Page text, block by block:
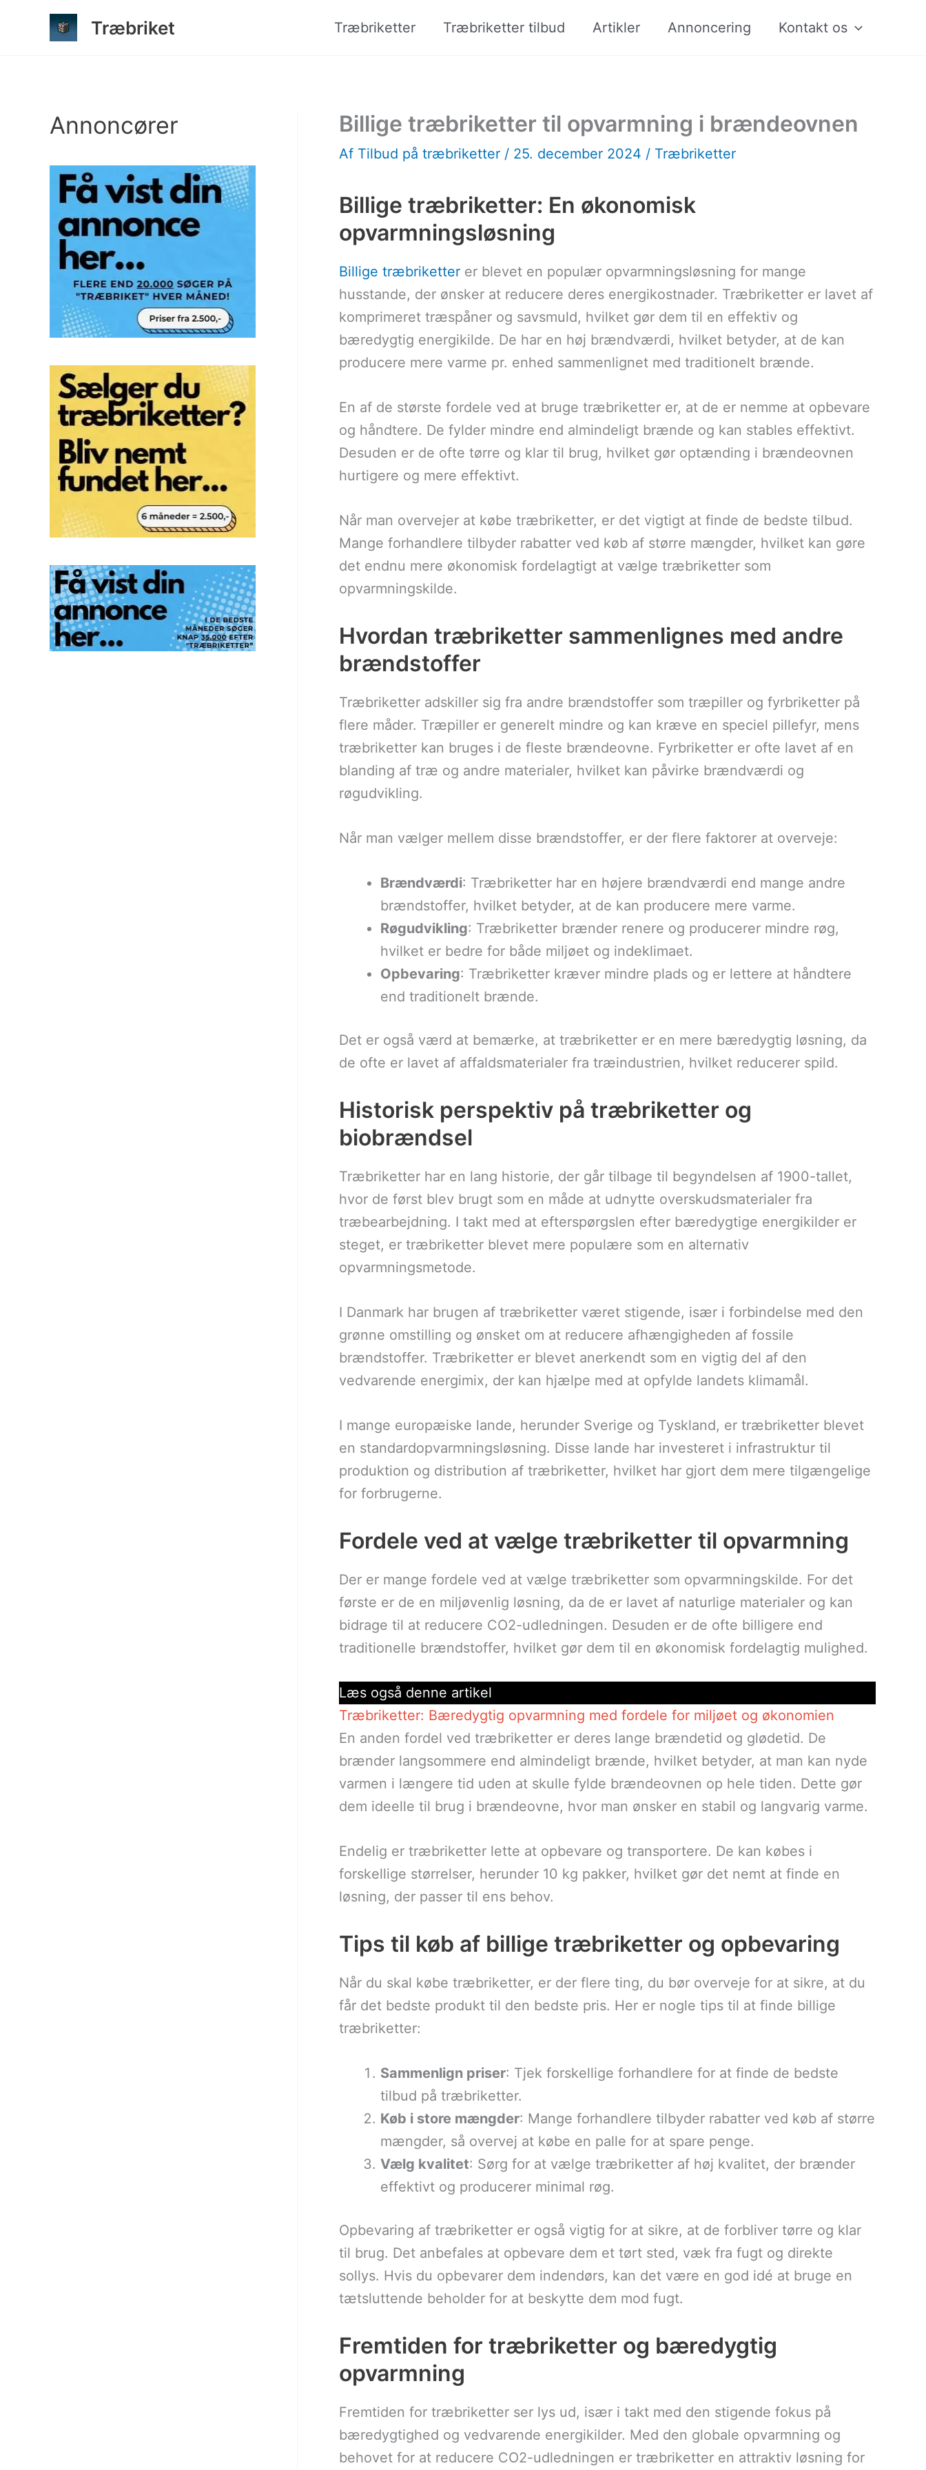
Træbriket Træbriketter Træbriketter tilbud Artikler Annoncering Kontakt os
Annoncører Billige træbriketter til opvarmning i brændeovnen
Af Tilbud på træbriketter / 25. december 2024 / Træbriketter
Billige træbriketter: En økonomisk
opvarmningsløsning
Billige træbriketter er blevet en populær opvarmningsløsning for mange
husstande, der ønsker at reducere deres energikostnader. Træbriketter er lavet af
komprimeret træspåner og savsmuld, hvilket gør dem til en effektiv og
bæredygtig energikilde. De har en høj brændværdi, hvilket betyder, at de kan
producere mere varme pr. enhed sammenlignet med traditionelt brænde.
En af de største fordele ved at bruge træbriketter er, at de er nemme at opbevare
og håndtere. De fylder mindre end almindeligt brænde og kan stables effektivt.
Desuden er de ofte tørre og klar til brug, hvilket gør optænding i brændeovnen
hurtigere og mere effektivt.
Når man overvejer at købe træbriketter, er det vigtigt at finde de bedste tilbud.
Mange forhandlere tilbyder rabatter ved køb af større mængder, hvilket kan gøre
det endnu mere økonomisk fordelagtigt at vælge træbriketter som
opvarmningskilde.
Hvordan træbriketter sammenlignes med andre
brændstoffer
Træbriketter adskiller sig fra andre brændstoffer som træpiller og fyrbriketter på
flere måder. Træpiller er generelt mindre og kan kræve en speciel pillefyr, mens
træbriketter kan bruges i de fleste brændeovne. Fyrbriketter er ofte lavet af en
blanding af træ og andre materialer, hvilket kan påvirke brændværdi og
røgudvikling.
Når man vælger mellem disse brændstoffer, er der flere faktorer at overveje:
Brændværdi: Træbriketter har en højere brændværdi end mange andre
brændstoffer, hvilket betyder, at de kan producere mere varme.
Røgudvikling: Træbriketter brænder renere og producerer mindre røg,
hvilket er bedre for både miljøet og indeklimaet.
Opbevaring: Træbriketter kræver mindre plads og er lettere at håndtere
end traditionelt brænde.
Det er også værd at bemærke, at træbriketter er en mere bæredygtig løsning, da
de ofte er lavet af affaldsmaterialer fra træindustrien, hvilket reducerer spild.
Historisk perspektiv på træbriketter og
biobrændsel
Træbriketter har en lang historie, der går tilbage til begyndelsen af 1900-tallet,
hvor de først blev brugt som en måde at udnytte overskudsmaterialer fra
træbearbejdning. I takt med at efterspørgslen efter bæredygtige energikilder er
steget, er træbriketter blevet mere populære som en alternativ
opvarmningsmetode.
I Danmark har brugen af træbriketter været stigende, især i forbindelse med den
grønne omstilling og ønsket om at reducere afhængigheden af fossile
brændstoffer. Træbriketter er blevet anerkendt som en vigtig del af den
vedvarende energimix, der kan hjælpe med at opfylde landets klimamål.
I mange europæiske lande, herunder Sverige og Tyskland, er træbriketter blevet
en standardopvarmningsløsning. Disse lande har investeret i infrastruktur til
produktion og distribution af træbriketter, hvilket har gjort dem mere tilgængelige
for forbrugerne.
Fordele ved at vælge træbriketter til opvarmning
Der er mange fordele ved at vælge træbriketter som opvarmningskilde. For det
første er de en miljøvenlig løsning, da de er lavet af naturlige materialer og kan
bidrage til at reducere CO2-udledningen. Desuden er de ofte billigere end
traditionelle brændstoffer, hvilket gør dem til en økonomisk fordelagtig mulighed.
Læs også denne artikel
Træbriketter: Bæredygtig opvarmning med fordele for miljøet og økonomien
En anden fordel ved træbriketter er deres lange brændetid og glødetid. De
brænder langsommere end almindeligt brænde, hvilket betyder, at man kan nyde
varmen i længere tid uden at skulle fylde brændeovnen op hele tiden. Dette gør
dem ideelle til brug i brændeovne, hvor man ønsker en stabil og langvarig varme.
Endelig er træbriketter lette at opbevare og transportere. De kan købes i
forskellige størrelser, herunder 10 kg pakker, hvilket gør det nemt at finde en
løsning, der passer til ens behov.
Tips til køb af billige træbriketter og opbevaring
Når du skal købe træbriketter, er der flere ting, du bør overveje for at sikre, at du
får det bedste produkt til den bedste pris. Her er nogle tips til at finde billige
træbriketter:
Sammenlign priser: Tjek forskellige forhandlere for at finde de bedste
tilbud på træbriketter.
Køb i store mængder: Mange forhandlere tilbyder rabatter ved køb af større
mængder, så overvej at købe en palle for at spare penge.
Vælg kvalitet: Sørg for at vælge træbriketter af høj kvalitet, der brænder
effektivt og producerer minimal røg.
Opbevaring af træbriketter er også vigtig for at sikre, at de forbliver tørre og klar
til brug. Det anbefales at opbevare dem et tørt sted, væk fra fugt og direkte
sollys. Hvis du opbevarer dem indendørs, kan det være en god idé at bruge en
tætsluttende beholder for at beskytte dem mod fugt.
Fremtiden for træbriketter og bæredygtig
opvarmning
Fremtiden for træbriketter ser lys ud, især i takt med den stigende fokus på
bæredygtighed og vedvarende energikilder. Med den globale opvarmning og
behovet for at reducere CO2-udledningen er træbriketter en attraktiv løsning for